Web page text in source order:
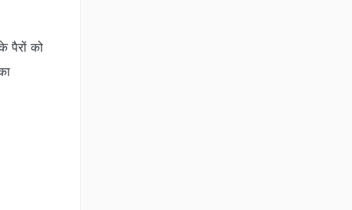
पैरों को